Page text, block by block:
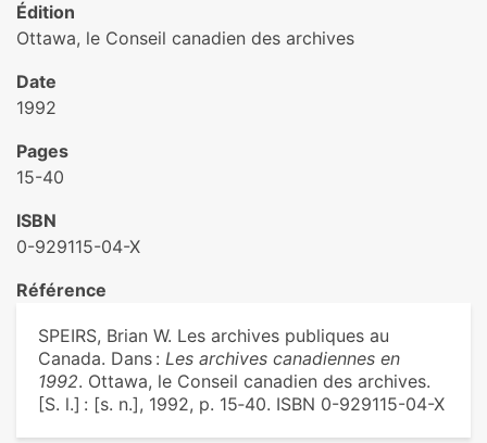
Édition
Ottawa, le Conseil canadien des archives
Date
1992
Pages
15-40
ISBN
0-929115-04-X
Référence
SPEIRS, Brian W. Les archives publiques au
Canada. Dans : Les archives canadiennes en
1992. Ottawa, le Conseil canadien des archives.
[S. l.] : [s. n.], 1992, p. 15‑40. ISBN 0-929115-04-X